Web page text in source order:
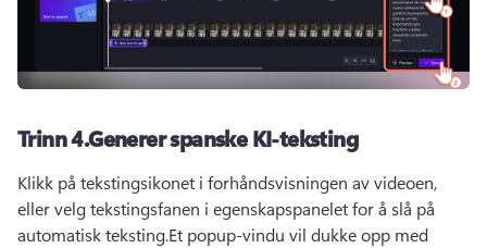
Trinn 4.Generer spanske KI-teksting
Klikk på tekstingsikonet i forhåndsvisningen av videoen,
eller velg tekstingsfanen i egenskapspanelet for å slå på
automatisk teksting.Et popup-vindu vil dukke opp med